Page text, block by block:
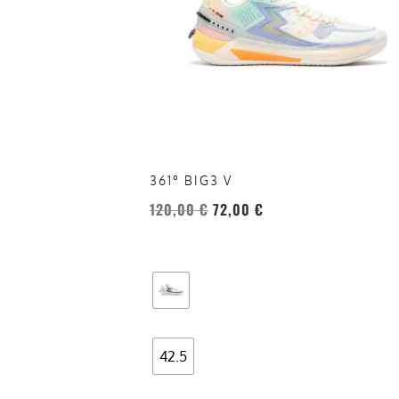
361° BIG3 V
120,00€ 72,00 €
42.5
opzioni
possono
del
prodotto